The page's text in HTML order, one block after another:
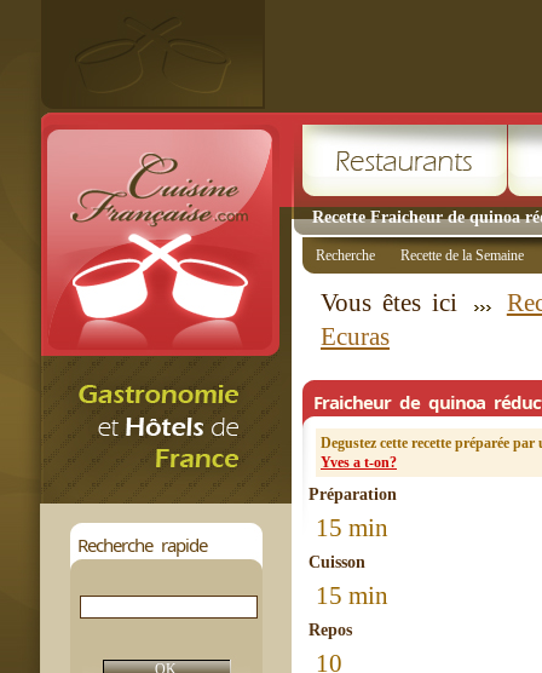
Recette Fraicheur de quinoa
Recherche rapide
Recherche Recette de la Semaine
Vous êtes ici
Ecuras
Fraicheur de quinoa
Degustez cette recette préparée par
Yves a t-on?
Préparation
15 min
Cuisson
15 min
Repos
10